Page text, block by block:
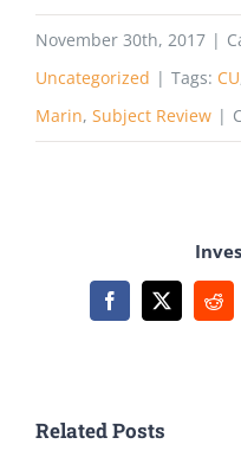
November 30th, 2017 |
Uncategorized | Tags: CU
Marin, Subject Review |
Facebook
X
Related Posts